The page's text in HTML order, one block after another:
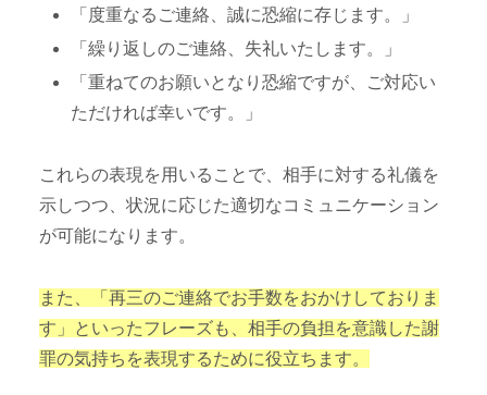
「度重なるご連絡、誠に恐縮に存じます。」
「繰り返しのご連絡、失礼いたします。」
「重ねてのお願いとなり恐縮ですが、ご対応い
ただければ幸いです。」
これらの表現を用いることで、相手に対する礼儀を
示しつつ、状況に応じた適切なコミュニケーション
が可能になります。
また、「再三のご連絡でお手数をおかけしておりま
す」といったフレーズも、相手の負担を意識した謝
罪の気持ちを表現するために役立ちます。